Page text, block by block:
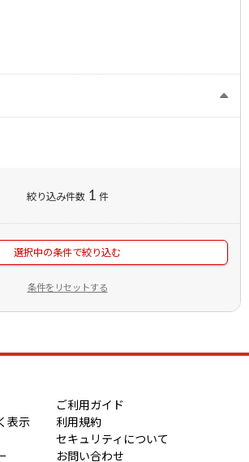
絞り込み件数 1 件
選択中の条件で絞り込む
条件をリセットする
ご利用ガイド
表示
利用規約
セキュリティについて
お問い合わせ